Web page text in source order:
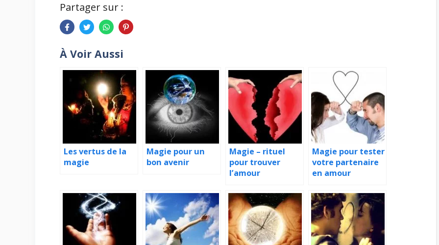
Partager sur :
À Voir Aussi
Les vertus de la
magie
Magie pour un
bon avenir
Magie – rituel
pour trouver
l’amour
Magie pour tester
votre partenaire
en amour